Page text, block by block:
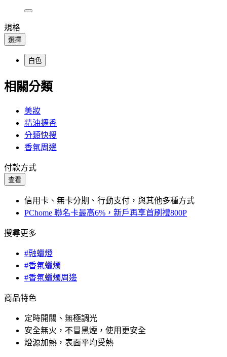
規格
選擇
白色
相關分類
美妝
精油擴香
分類快搜
香氛周邊
付款方式
查看
信用卡、無卡分期、行動支付，與其他多種方式
PChome 聯名卡最高6%，新戶再享首刷禮800P
搜尋更多
#融蠟燈
#香氛蠟燭
#香氛蠟燭周邊
商品特色
定時開關、無極調光
安全無火，不冒黑煙，使用更安全
燈源加熱，表面平均受熱